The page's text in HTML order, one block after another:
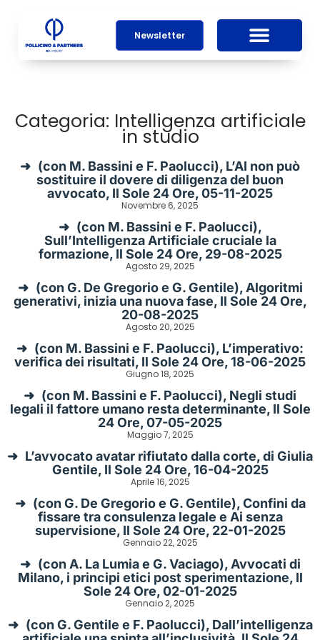
Newsletter
Categoria: Intelligenza artificiale
in studio
(con M. Bassini e F. Paolucci), L’AI non può
sostituire il dovere di diligenza del buon
avvocato, Il Sole 24 Ore, 05-11-2025
Novembre 6, 2025
(con M. Bassini e F. Paolucci),
Sull’Intelligenza Artificiale cruciale la
formazione, Il Sole 24 Ore, 29-08-2025
Agosto 29, 2025
(con G. De Gregorio e G. Gentile), Algoritmi
generativi, inizia una nuova fase, Il Sole 24 Ore,
20-08-2025
Agosto 20, 2025
(con M. Bassini e F. Paolucci), L’imperativo:
verifica dei risultati, Il Sole 24 Ore, 18-06-2025
Giugno 18, 2025
(con M. Bassini e F. Paolucci), Negli studi
legali il fattore umano resta determinante, Il Sole
24 Ore, 07-05-2025
Maggio 7, 2025
L’avvocato avatar rifiutato dalla corte, di Giulia
Gentile, Il Sole 24 Ore, 16-04-2025
Aprile 16, 2025
(con G. De Gregorio e G. Gentile), Confini da
fissare tra consulenza legale e Ai senza
supervisione, Il Sole 24 Ore, 22-01-2025
Gennaio 22, 2025
(con A. La Lumia e G. Vaciago), Avvocati di
Milano, i principi etici post sperimentazione, Il
Sole 24 Ore, 02-01-2025
Gennaio 2, 2025
(con G. Gentile e F. Paolucci), Dall’intelligenza